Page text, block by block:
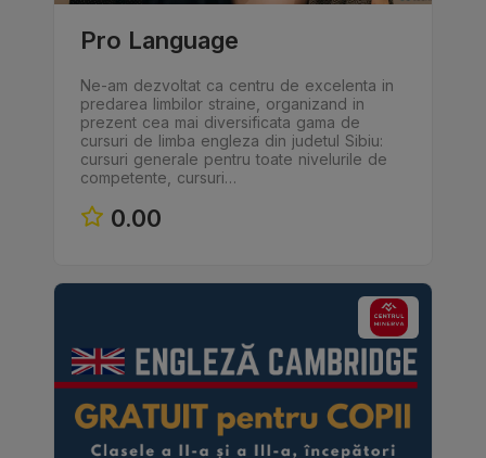
Pro Language
Ne-am dezvoltat ca centru de excelenta in
predarea limbilor straine, organizand in
prezent cea mai diversificata gama de
cursuri de limba engleza din judetul Sibiu:
cursuri generale pentru toate nivelurile de
competente, cursuri…
0.00